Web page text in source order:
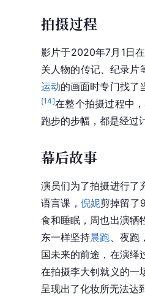
拍摄过程
影片于2020年7月1日
关人物的传记、纪录片
运动的画面时专门找了
[14]在整个拍摄过程中
跑步的步幅，都是经过
幕后故事
演员们为了拍摄进行了
语言课， 倪妮剪掉留了
食和睡眠，周也出演牺
东一样坚持晨跑、夜跑
国未来的前途，在演绎
在拍摄李大钊就义的一
呈现出了化妆所无法达